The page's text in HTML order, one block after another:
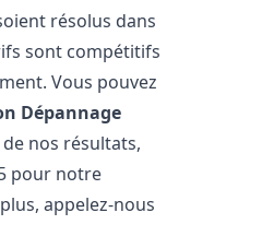
résolus dans
sont compétitifs
Vous pouvez
Dépannage
nos résultats,
pour notre
appelez-nous